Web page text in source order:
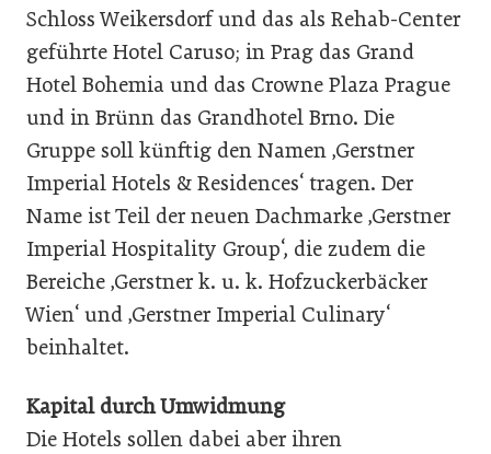
Schloss Weikersdorf und das als Rehab-Center
geführte Hotel Caruso; in Prag das Grand
Hotel Bohemia und das Crowne Plaza Prague
und in Brünn das Grandhotel Brno. Die
Gruppe soll künftig den Namen ‚Gerstner
Imperial Hotels & Residences‘ tragen. Der
Name ist Teil der neuen Dachmarke ‚Gerstner
Imperial Hospitality Group‘, die zudem die
Bereiche ‚Gerstner k. u. k. Hofzuckerbäcker
Wien‘ und ‚Gerstner Imperial Culinary‘
beinhaltet.
Kapital durch Umwidmung
Die Hotels sollen dabei aber ihren